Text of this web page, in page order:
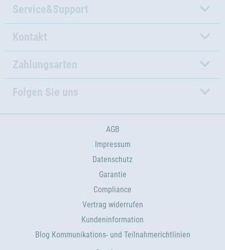
Service&Support
Kontakt
Zahlungsarten
Folgen Sie uns
AGB
Impressum
Datenschutz
Garantie
Compliance
Vertrag widerrufen
Kundeninformation
Blog Kommunikations- und Teilnahmerichtlinien